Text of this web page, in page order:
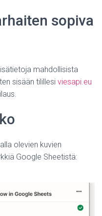
sopiva
mahdollisista
sisään tilillesi viesapi.eu
olevien kuvien
Google Sheetistä: